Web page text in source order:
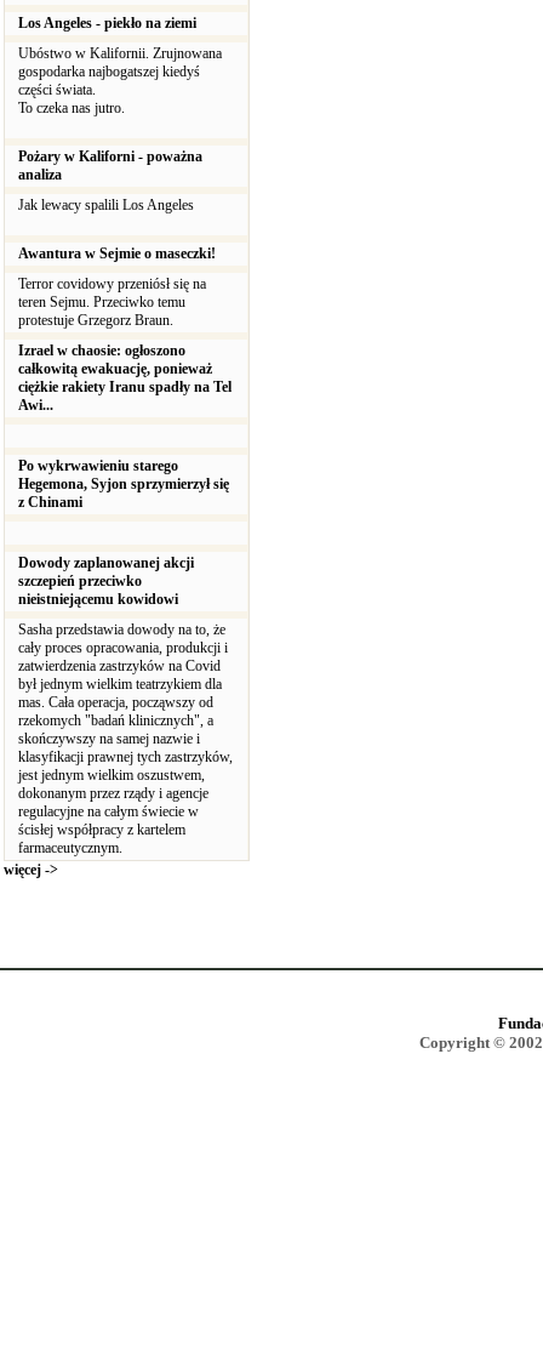
Los Angeles - piekło na ziemi
Ubóstwo w Kalifornii. Zrujnowana
gospodarka najbogatszej kiedyś
części świata.
To czeka nas jutro.
Pożary w Kaliforni - poważna
analiza
Jak lewacy spalili Los Angeles
Awantura w Sejmie o maseczki!
Terror covidowy przeniósł się na
teren Sejmu. Przeciwko temu
protestuje Grzegorz Braun.
Izrael w chaosie: ogłoszono
całkowitą ewakuację, ponieważ
ciężkie rakiety Iranu spadły na Tel
Awi...
Po wykrwawieniu starego
Hegemona, Syjon sprzymierzył się
z Chinami
Dowody zaplanowanej akcji
szczepień przeciwko
nieistniejącemu kowidowi
Sasha przedstawia dowody na to, że
cały proces opracowania, produkcji i
zatwierdzenia zastrzyków na Covid
był jednym wielkim teatrzykiem dla
mas. Cała operacja, począwszy od
rzekomych "badań klinicznych", a
skończywszy na samej nazwie i
klasyfikacji prawnej tych zastrzyków,
jest jednym wielkim oszustwem,
dokonanym przez rządy i agencje
regulacyjne na całym świecie w
ścisłej współpracy z kartelem
farmaceutycznym.
więcej ->
Copyright ©